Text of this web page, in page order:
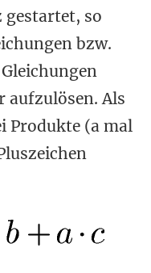
so
bzw.
aufzulösen. Als
Produkte (a mal